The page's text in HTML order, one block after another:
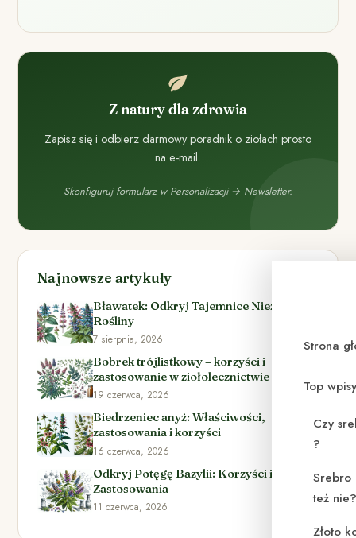
Strona
Top
Czy
?
też
Złoto
Z natury dla zdrowia
Zapisz się i odbierz darmowy poradnik o ziołach prosto
na e-mail.
Skonfiguruj formularz w Personalizacji → Newsletter.
Najnowsze artykuły
Bławatek: Odkryj Tajemnice Niezwykłej
Rośliny
7 sierpnia, 2026
Bobrek trójlistkowy – korzyści i
zastosowanie w ziołolecznictwie
19 czerwca, 2026
Biedrzeniec anyż: Właściwości,
zastosowania i korzyści
16 czerwca, 2026
Odkryj Potęgę Bazylii: Korzyści i
Zastosowania
11 czerwca, 2026